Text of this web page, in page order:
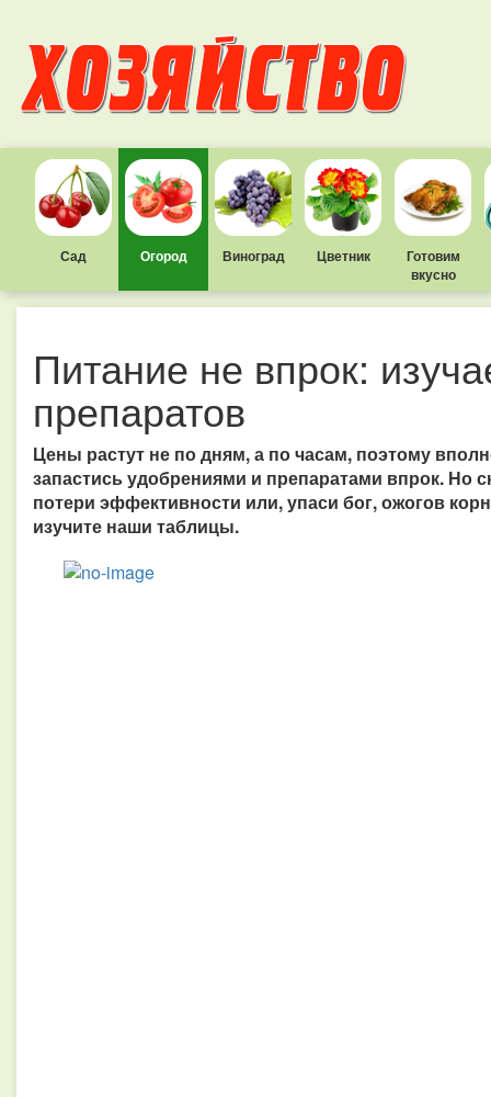
Сад Огород Виноград Цветник
Готовим
вкусно
Питание не впрок:
препаратов
Цены растут не по дням, а по часам, поэтому
запастись удобрениями и препаратами впрок. Но
потери эффективности или, упаси бог, ожогов
изучите наши таблицы.